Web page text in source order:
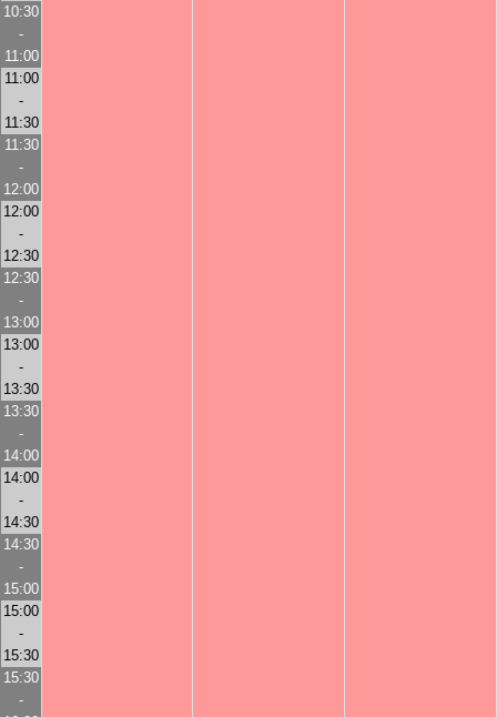
10:30
-
11:00
11:00
-
11:30
11:30
-
12:00
12:00
-
12:30
12:30
-
13:00
13:00
-
13:30
13:30
-
14:00
14:00
-
14:30
14:30
-
15:00
15:00
-
15:30
15:30
-